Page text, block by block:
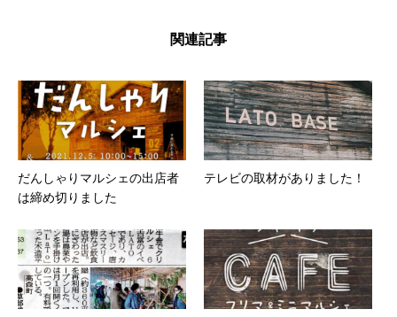
関連記事
だんしゃりマルシェの出店者
は締め切りました
テレビの取材がありました！